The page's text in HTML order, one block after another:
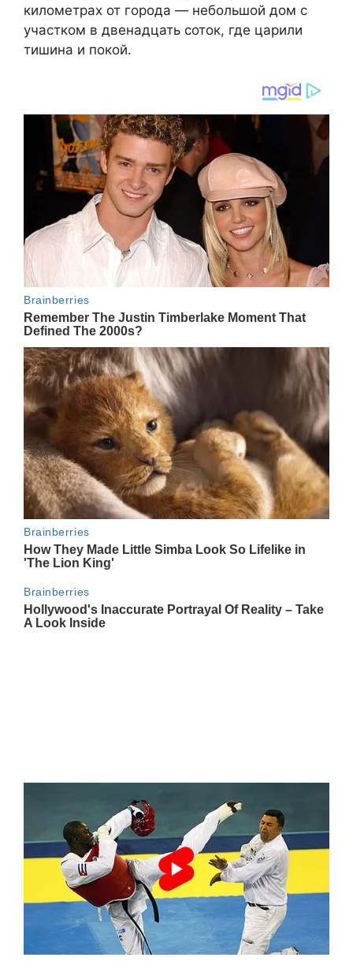
километрах от города — небольшой дом с
участком в двенадцать соток, где царили
тишина и покой.